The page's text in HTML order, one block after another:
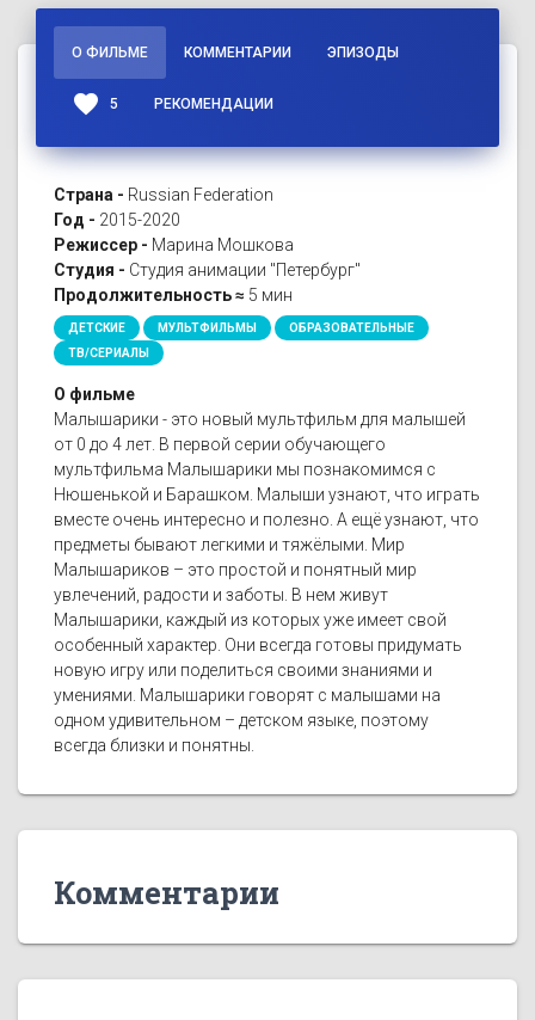
О ФИЛЬМЕ КОММЕНТАРИИ ЭПИЗОДЫ
favorite 5 РЕКОМЕНДАЦИИ
Страна - Russian Federation
Год - 2015-2020
Режиссер - Марина Мошкова
Студия - Студия анимации "Петербург"
Продолжительность ≈ 5 мин
ДЕТСКИЕ МУЛЬТФИЛЬМЫ
ОБРАЗОВАТЕЛЬНЫЕ
ТВ/СЕРИАЛЫ
О фильме
Малышарики - это новый мультфильм для малышей
от 0 до 4 лет. В первой серии обучающего
мультфильма Малышарики мы познакомимся с
Нюшенькой и Барашком. Малыши узнают, что играть
вместе очень интересно и полезно. А ещё узнают, что
предметы бывают легкими и тяжёлыми. Мир
Малышариков – это простой и понятный мир
увлечений, радости и заботы. В нем живут
Малышарики, каждый из которых уже имеет свой
особенный характер. Они всегда готовы придумать
новую игру или поделиться своими знаниями и
умениями. Малышарики говорят с малышами на
одном удивительном – детском языке, поэтому
всегда близки и понятны.
Комментарии